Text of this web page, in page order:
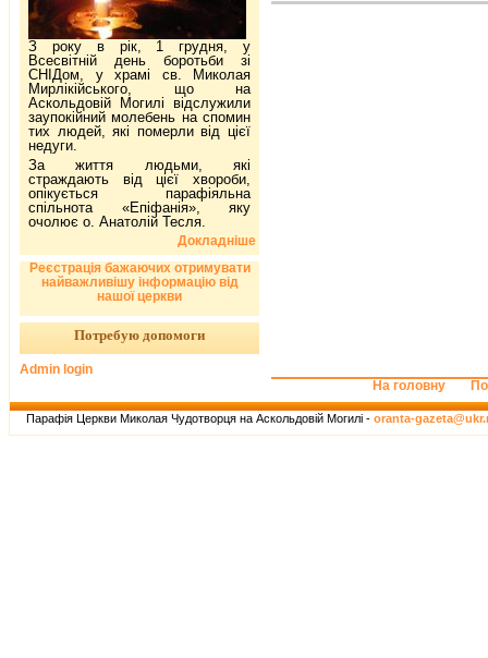
З року в рік, 1 грудня, у
Всесвітній день боротьби зі
СНІДом, у храмі св. Миколая
Мирлікійського, що на
Аскольдовій Могилі відслужили
заупокійний молебень на спомин
тих людей, які померли від цієї
недуги.
За життя людьми, які
страждають від цієї хвороби,
опікується парафіяльна
спільнота «Епіфанія», яку
очолює о. Анатолій Тесля.
Докладніше
Реєстрація бажаючих отримувати
найважливішу інформацію від
нашої церкви
Потребую допомоги
Admin login
На головну
Парафія Церкви Миколая Чудотворця на Аскольдовій Могилі - oranta-